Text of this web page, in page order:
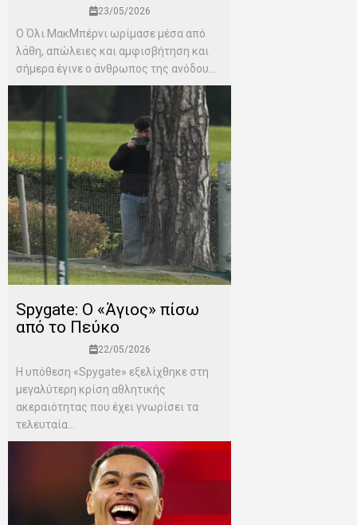
23/05/2026
Ο Όλι ΜακΜπέρνι ωρίμασε μέσα από
λάθη, απώλειες και αμφισβήτηση και
σήμερα έγινε ο άνθρωπος της ανόδου...
Spygate: Ο «Άγιος» πίσω
από το Πεύκο
22/05/2026
Η υπόθεση «Spygate» εξελίχθηκε στη
μεγαλύτερη κρίση αθλητικής
ακεραιότητας που έχει γνωρίσει τα
τελευταία...